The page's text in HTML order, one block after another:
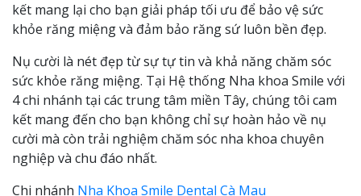
kết mang lại cho bạn giải pháp tối ưu để bảo vệ sức
khỏe răng miệng và đảm bảo răng sứ luôn bền đẹp.
Nụ cười là nét đẹp từ sự tự tin và khả năng chăm sóc
sức khỏe răng miệng. Tại Hệ thống Nha khoa Smile với
4 chi nhánh tại các trung tâm miền Tây, chúng tôi cam
kết mang đến cho bạn không chỉ sự hoàn hảo về nụ
cười mà còn trải nghiệm chăm sóc nha khoa chuyên
nghiệp và chu đáo nhất.
Chi nhánh Nha Khoa Smile Dental Cà Mau